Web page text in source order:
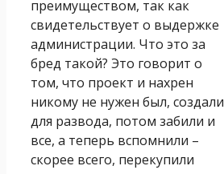
преимуществом, так как
свидетельствует о выдержке
администрации. Что это за
бред такой? Это говорит о
том, что проект и нахрен
никому не нужен был, создали
для развода, потом забили и
все, а теперь вспомнили –
скорее всего, перекупили